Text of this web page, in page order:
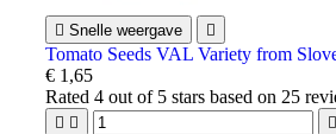
 Snelle weergave 
Tomato Seeds VAL Variety from
€ 1,65
Rated4 out of 5 stars based on 25
  